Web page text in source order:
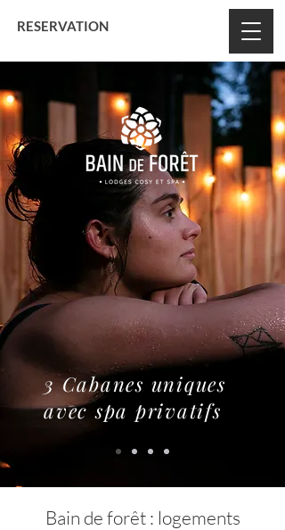
RESERVATION
3 Cabanes uniques
avec spa privatifs
Bain de forêt : logements